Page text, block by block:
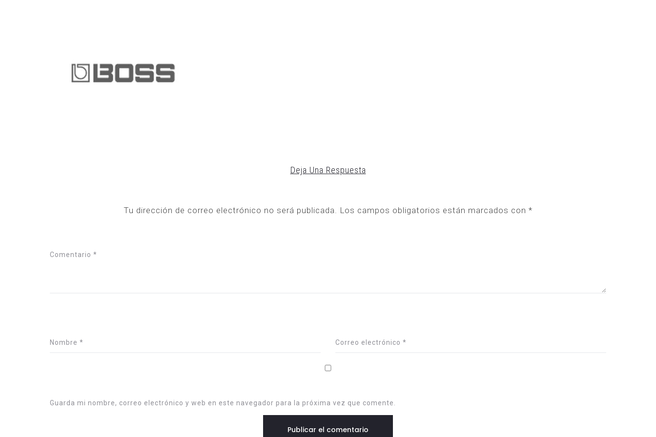
Deja Una Respuesta
Tu dirección de correo electrónico no será publicada. Los campos obligatorios están marcados con *
Comentario *
Nombre * Correo electrónico *
Guarda mi nombre, correo electrónico y web en este navegador para la próxima vez que comente.